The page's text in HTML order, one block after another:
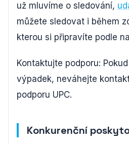
už mluvíme o sledování,
můžete sledovat i během
kterou si připravíte podle
Kontaktujte podporu:
výpadek, neváhejte
podporu UPC.
Konkurenční